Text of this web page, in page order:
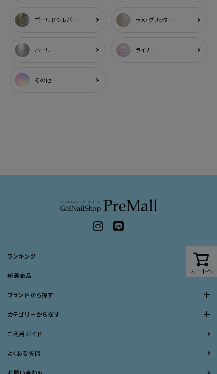
ゴールドシルバー ラメ・グリッター
パール ライナー
その他
カートへ
ランキング
新着商品
ブランドから探す
カテゴリーから探す
ご利用ガイド
よくある質問